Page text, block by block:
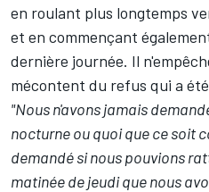
en roulant plus longtemps
et en commençant
dernière journée. Il
mécontent du refus qui a
"Nous n'avons jamais
nocturne ou quoi que ce soit
demandé si nous pouvions
matinée de jeudi que nous